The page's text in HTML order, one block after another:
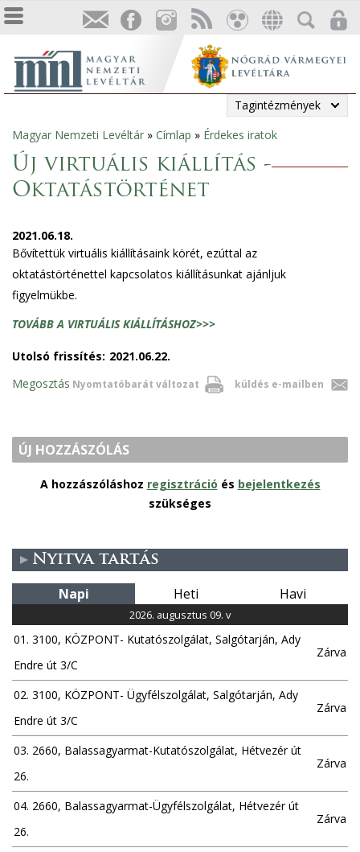
Tagintézmények
Jelenlegi
hely
Magyar Nemzeti Levéltár » Címlap » Érdekes iratok
Új virtuális kiállítás -
Oktatástörténet
2021.06.18.
Bővítettük virtuális kiállításaink körét, ezúttal az
oktatástörténettel kapcsolatos kiállításunkat ajánljuk
figyelmükbe.
TOVÁBB A VIRTUÁLIS KIÁLLÍTÁSHOZ>>>
Utolsó frissítés: 2021.06.22.
Nyomtatóbarát változat küldés e-mailben
Megosztás
ÚJ HOZZÁSZÓLÁS
A hozzászóláshoz regisztráció és bejelentkezés
szükséges
Nyitva tartás
Napi Heti Havi
2026. augusztus 09. v
01. 3100, KÖZPONT- Kutatószolgálat, Salgótarján, Ady
Endre út 3/C
Zárva
02. 3100, KÖZPONT- Ügyfélszolgálat, Salgótarján, Ady
Endre út 3/C
Zárva
03. 2660, Balassagyarmat-Kutatószolgálat, Hétvezér út
26.
Zárva
04. 2660, Balassagyarmat-Ügyfélszolgálat, Hétvezér út
26.
Zárva